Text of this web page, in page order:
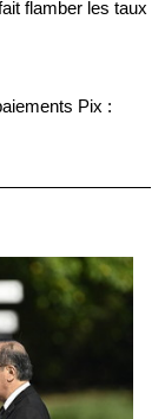
flamber les taux
Pix :